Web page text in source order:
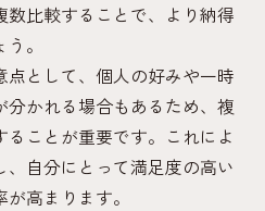
味しいレストラン探しの
視のレストランを探す方
ング活用で穴場店を発見
の特徴と見極めポイント
比較することで、より納得
。
点として、個人の好みや一時
分かれる場合もあるため、複
ことが重要です。これによ
、自分にとって満足度の高い
高まります。